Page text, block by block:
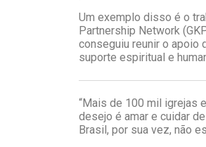
Um exemplo disso é o
Partnership Network
conseguiu reunir o apoio
suporte espiritual e
“Mais de 100 mil igrejas
desejo é amar e cuidar
Brasil, por sua vez, não